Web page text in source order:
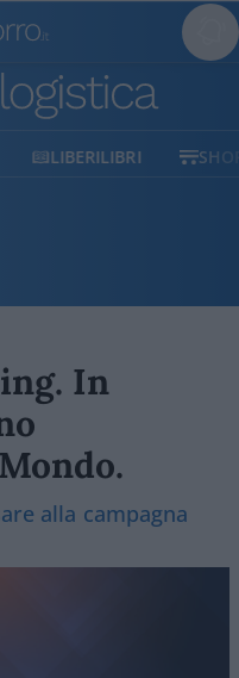
SHOP SOSTIENICI
In
alla campagna